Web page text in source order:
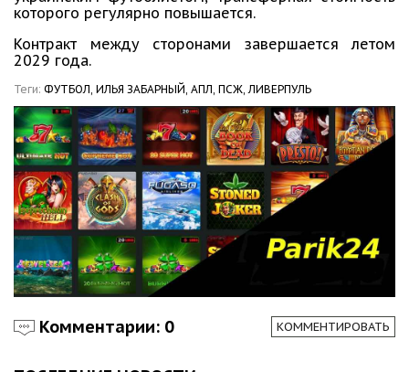
которого регулярно повышается.
Контракт между сторонами завершается летом
2029 года.
Теги: ФУТБОЛ, ИЛЬЯ ЗАБАРНЫЙ, АПЛ, ПСЖ, ЛИВЕРПУЛЬ
Комментарии: 0 КОММЕНТИРОВАТЬ